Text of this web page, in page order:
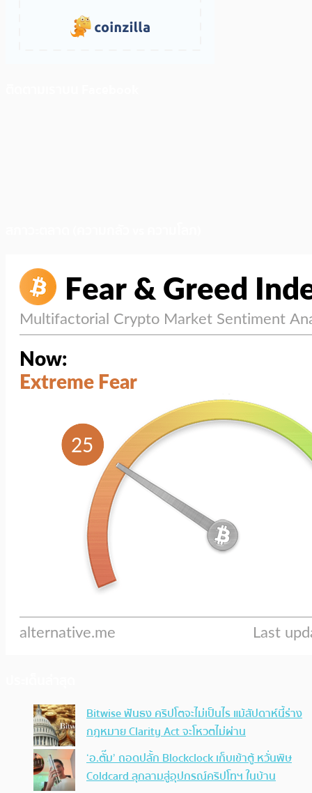
Bitwise ฟันธง คริปโตจะไม่เป็นไร แม้สัปดาห์นี้ร่าง
กฎหมาย Clarity Act จะโหวตไม่ผ่าน
‘อ.ตั๊ม’ ถอดปลั้ก Blockclock เก็บเข้าตู้ หวั่นพิษ
Coldcard ลุกลามสู่อุปกรณ์คริปโทฯ ในบ้าน